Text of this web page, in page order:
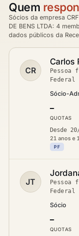
Quem
Sócios da empresa
DE BENS LTDA: 4
dados públicos da
CR
Carlos
Federal
Sócio-
—
QUOTAS
Desde
21 anos e
PF
JT
Federal
Sócio
—
QUOTAS